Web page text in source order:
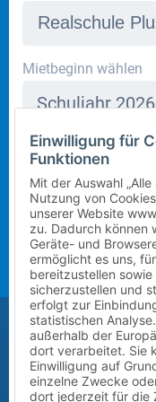
In dieser Schule
zur Verfügung. Bitte
aninfo@mietra.de.
Mietbeginn wählen
Schuljahr
Klasse wählen
Bitte wählen Sie die
kommenden
5
Zusatz (Klasse a, b,
?
Größe des Kindes
Bitte
Vor-/Nachname des
Einwilligung für
Funktionen
Mit der Auswahl
Nutzung von
unserer Website
zu. Dadurch können
Geräte- und
ermöglicht es uns,
bereitzustellen
sicherzustellen und
erfolgt zur
statistischen
außerhalb der
dort verarbeitet. Sie
Einwilligung auf
einzelne Zwecke
dort jederzeit für die